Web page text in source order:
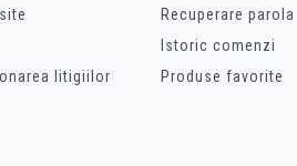
la coroziune si la temperaturi
litigiilor
Recuperare parola
Istoric comenzi
Produse favorite